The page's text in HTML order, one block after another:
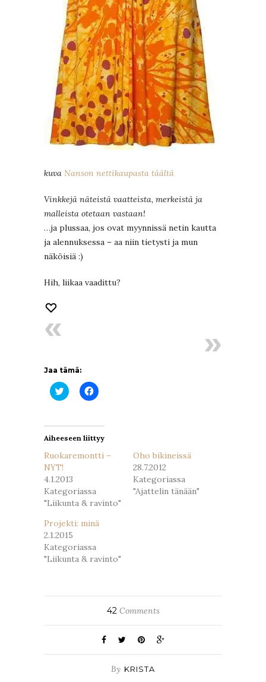
kuva Nanson nettikaupasta täältä
Vinkkejä näteistä vaatteista, merkeistä ja
malleista otetaan vastaan!
…ja plussaa, jos ovat myynnissä netin kautta
ja alennuksessa – aa niin tietysti ja mun
näköisiä :)
Hih, liikaa vaadittu?
Jaa tämä:
Jaa
Twitterissä(Avautuu
Jaa
Facebookissa(Avautuu
Aiheeseen liittyy
Ruokaremontti –
NYT!
4.1.2013
Kategoriassa
"Liikunta & ravinto"
Oho bikineissä
28.7.2012
Kategoriassa
"Ajattelin tänään"
Projekti: minä
2.1.2015
Kategoriassa
"Liikunta & ravinto"
42Comments
By KRISTA